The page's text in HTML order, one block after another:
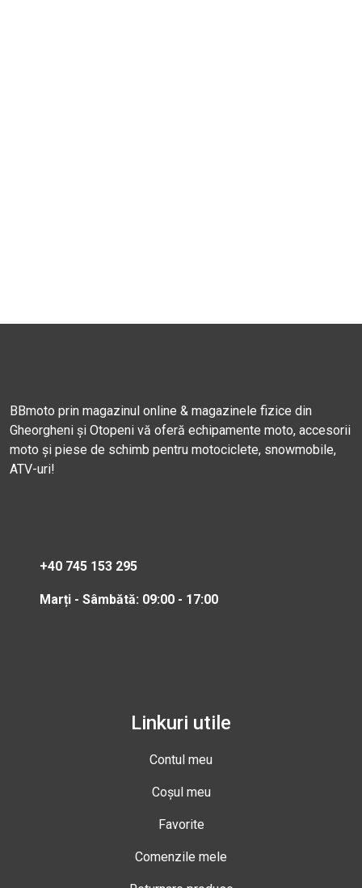
BBmoto prin magazinul online & magazinele fizice din
Gheorgheni și Otopeni vă oferă echipamente moto, accesorii
moto și piese de schimb pentru motociclete, snowmobile,
ATV-uri!
+40 745 153 295
Marți - Sâmbătă: 09:00 - 17:00
Linkuri utile
Contul meu
Coșul meu
Favorite
Comenzile mele